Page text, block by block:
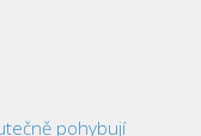
pohybují